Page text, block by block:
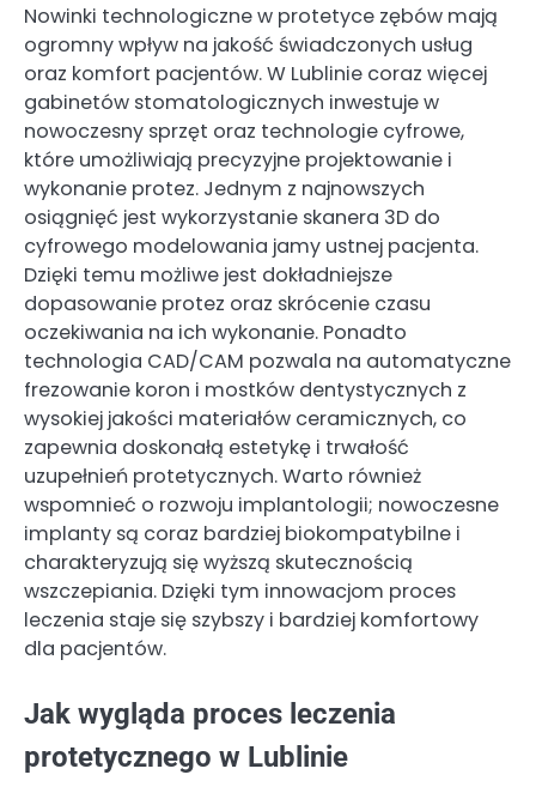
Nowinki technologiczne w protetyce zębów mają
ogromny wpływ na jakość świadczonych usług
oraz komfort pacjentów. W Lublinie coraz więcej
gabinetów stomatologicznych inwestuje w
nowoczesny sprzęt oraz technologie cyfrowe,
które umożliwiają precyzyjne projektowanie i
wykonanie protez. Jednym z najnowszych
osiągnięć jest wykorzystanie skanera 3D do
cyfrowego modelowania jamy ustnej pacjenta.
Dzięki temu możliwe jest dokładniejsze
dopasowanie protez oraz skrócenie czasu
oczekiwania na ich wykonanie. Ponadto
technologia CAD/CAM pozwala na automatyczne
frezowanie koron i mostków dentystycznych z
wysokiej jakości materiałów ceramicznych, co
zapewnia doskonałą estetykę i trwałość
uzupełnień protetycznych. Warto również
wspomnieć o rozwoju implantologii; nowoczesne
implanty są coraz bardziej biokompatybilne i
charakteryzują się wyższą skutecznością
wszczepiania. Dzięki tym innowacjom proces
leczenia staje się szybszy i bardziej komfortowy
dla pacjentów.
Jak wygląda proces leczenia
protetycznego w Lublinie